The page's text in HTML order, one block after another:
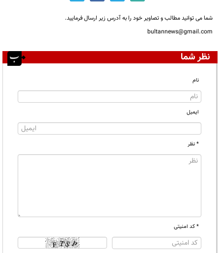
شما می توانید مطالب و تصاویر خود را به آدرس زیر ارسال فرمایید.
bultannews@gmail.com
نظر شما
نام
ایمیل
* نظر
* کد امنیتی